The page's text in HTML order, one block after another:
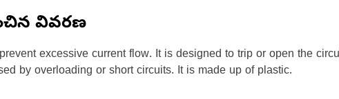
వివరణ
excessive current flow. It is designed to trip or open the
by overloading or short circuits. It is made up of plastic.